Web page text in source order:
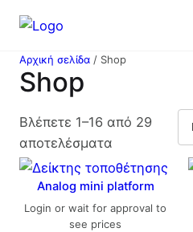
στο
περιεχόμενο
Αρχική σελίδα / Shop
Shop
Βλέπετε 1–16 από 29
αποτελέσματα
Analog mini platform
Login or wait for approval to
see prices